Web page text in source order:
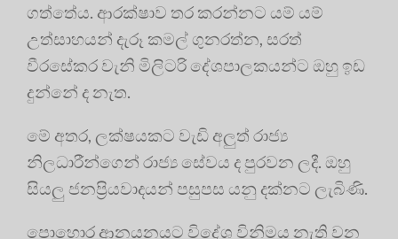
ගත්තේය. ආරක්ෂාව තර කරන්නට යම් යම්
උත්සාහයන් දැරූ කමල් ගුනරත්න, සරත්
වීරසේකර වැනි මිලිටරි දේශපාලකයන්ට ඔහු ඉඩ
දුන්නේ ද නැත.
මේ අතර, ලක්ෂයකට වැඩි අලුත් රාජ්‍ය
නිලධාරීන්ගෙන් රාජ්‍ය සේවය ද පුරවන ලදී. ඔහු
සියලු ජනප්‍රියවාදයන් පසුපස යනු දක්නට ලැබිණි.
පොහොර ආනයනයට විදේශ විනිමය නැති වන